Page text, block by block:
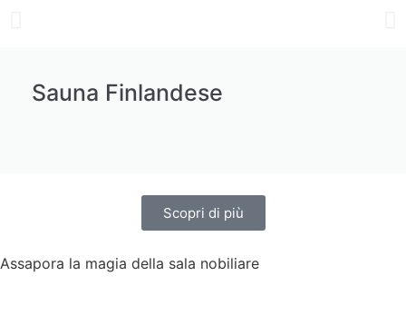
Sauna Finlandese
Scopri di più
Assapora la magia della sala nobiliare